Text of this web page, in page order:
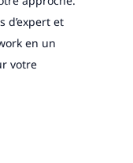
d’expert et
en un
votre